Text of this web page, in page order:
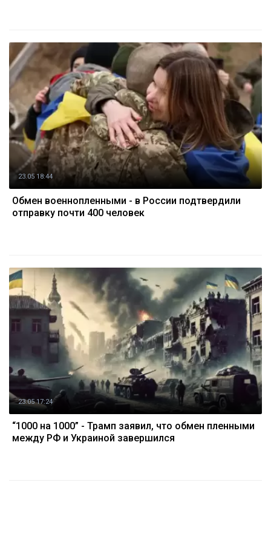
23.05 18:44
Обмен военнопленными - в России подтвердили
отправку почти 400 человек
23.05 17:24
“1000 на 1000” - Трамп заявил, что обмен пленными
между РФ и Украиной завершился